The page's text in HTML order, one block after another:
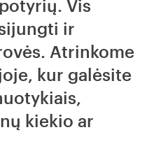
Vis
ir
Atrinkome
kur galėsite
kiekio ar